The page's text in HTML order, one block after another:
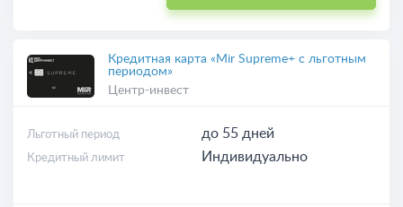
Кредитная карта «Mir Supreme+ с льготным
периодом»
Центр-инвест
Льготный период до 55 дней
Кредитный лимит Индивидуально